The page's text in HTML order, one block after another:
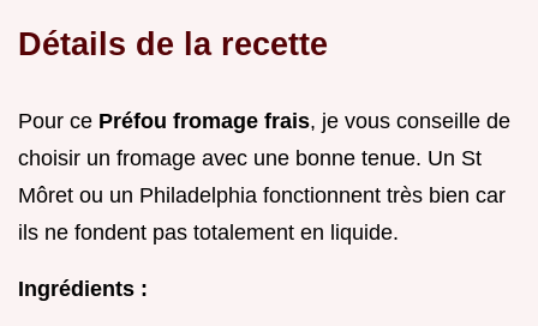
Détails de la recette
Pour ce Préfou fromage frais, je vous conseille de
choisir un fromage avec une bonne tenue. Un St
Môret ou un Philadelphia fonctionnent très bien car
ils ne fondent pas totalement en liquide.
Ingrédients :